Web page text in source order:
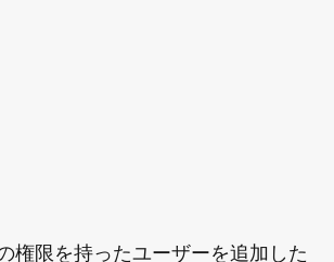
権限を持ったユーザーを追加した